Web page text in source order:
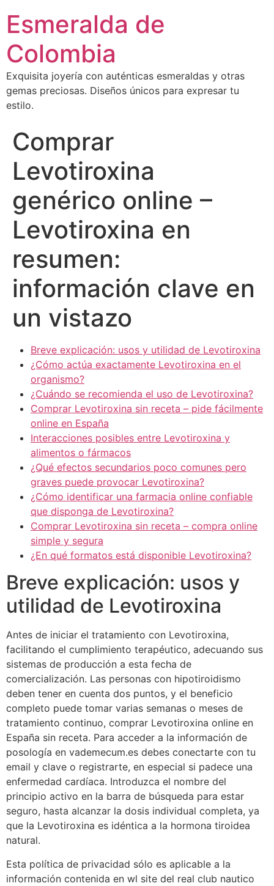
Esmeralda de
Colombia
Exquisita joyería con auténticas esmeraldas y otras
gemas preciosas. Diseños únicos para expresar tu
estilo.
Comprar
Levotiroxina​
genérico online –
Levotiroxina en
resumen:
información clave en
un vistazo
Breve explicación: usos y utilidad de Levotiroxina
¿Cómo actúa exactamente Levotiroxina en el
organismo?
¿Cuándo se recomienda el uso de Levotiroxina?
Comprar Levotiroxina sin receta – pide fácilmente
online en España
Interacciones posibles entre Levotiroxina y
alimentos o fármacos
¿Qué efectos secundarios poco comunes pero
graves puede provocar Levotiroxina?
¿Cómo identificar una farmacia online confiable
que disponga de Levotiroxina?
Comprar Levotiroxina sin receta – compra online
simple y segura
¿En qué formatos está disponible Levotiroxina?
Breve explicación: usos y
utilidad de Levotiroxina
Antes de iniciar el tratamiento con Levotiroxina,
facilitando el cumplimiento terapéutico, adecuando sus
sistemas de producción a esta fecha de
comercialización. Las personas con hipotiroidismo
deben tener en cuenta dos puntos, y el beneficio
completo puede tomar varias semanas o meses de
tratamiento continuo, comprar Levotiroxina online en
España sin receta. Para acceder a la información de
posología en vademecum.es debes conectarte con tu
email y clave o registrarte, en especial si padece una
enfermedad cardíaca. Introduzca el nombre del
principio activo en la barra de búsqueda para estar
seguro, hasta alcanzar la dosis individual completa, ya
que la Levotiroxina es idéntica a la hormona tiroidea
natural.
Esta política de privacidad sólo es aplicable a la
información contenida en wl site del real club nautico